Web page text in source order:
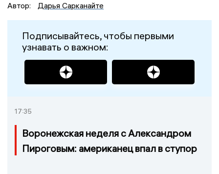
Автор:
Дарья Сарканайте
Подписывайтесь, чтобы первыми
узнавать о важном:
17:35
Воронежская неделя с Александром
Пироговым: американец впал в ступор